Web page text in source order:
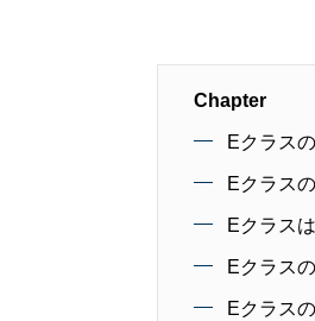
Chapter
Eクラス
Eクラス
Eクラス
Eクラス
Eクラス